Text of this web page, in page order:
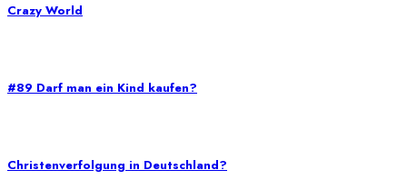
Crazy World
#89 Darf man ein Kind kaufen?
Christenverfolgung in Deutschland?